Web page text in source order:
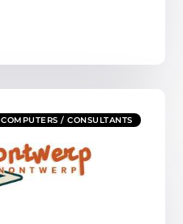
COMPUTERS / CONSULTANTS